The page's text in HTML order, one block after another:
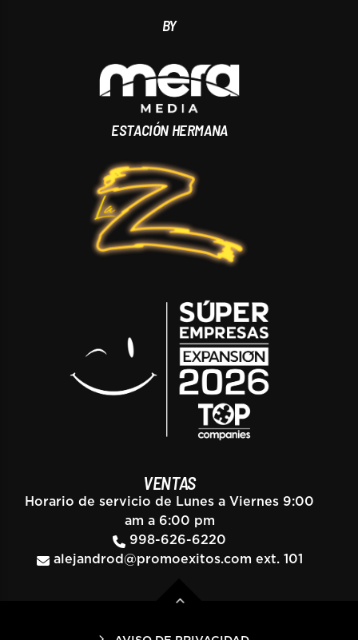
BY
ESTACIÓN HERMANA
VENTAS
Horario de servicio de Lunes a Viernes 9:00
am a 6:00 pm
998-626-6220
alejandrod@promoexitos.com ext. 101